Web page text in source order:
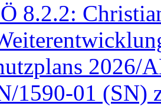
8.2.2:
2026/
1590-01 (SN)